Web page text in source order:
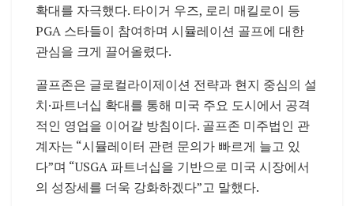
확대를 자극했다. 타이거 우즈, 로리 매킬로이 등
PGA 스타들이 참여하며 시뮬레이션 골프에 대한
관심을 크게 끌어올렸다.
골프존은 글로컬라이제이션 전략과 현지 중심의 설
치·파트너십 확대를 통해 미국 주요 도시에서 공격
적인 영업을 이어갈 방침이다. 골프존 미주법인 관
계자는 “시뮬레이터 관련 문의가 빠르게 늘고 있
다”며 “USGA 파트너십을 기반으로 미국 시장에서
의 성장세를 더욱 강화하겠다”고 말했다.